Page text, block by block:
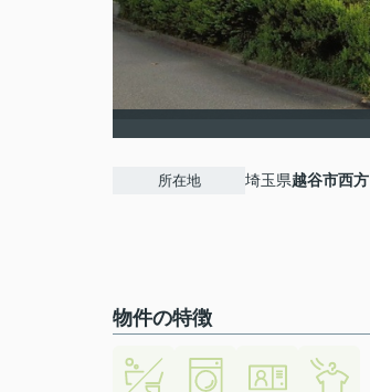
所在地 埼玉県越谷市西方
物件の特徴